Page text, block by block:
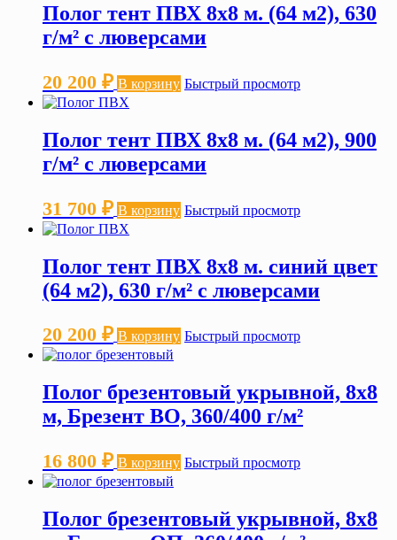
Полог тент ПВХ 8х8 м. (64 м2), 630
г/м² с люверсами
20 200 ₽ В корзину Быстрый просмотр
Полог тент ПВХ 8х8 м. (64 м2), 900
г/м² с люверсами
31 700 ₽ В корзину Быстрый просмотр
Полог тент ПВХ 8х8 м. синий цвет
(64 м2), 630 г/м² с люверсами
20 200 ₽ В корзину Быстрый просмотр
Полог брезентовый укрывной, 8х8
м, Брезент ВО, 360/400 г/м²
16 800 ₽ В корзину Быстрый просмотр
Полог брезентовый укрывной, 8х8